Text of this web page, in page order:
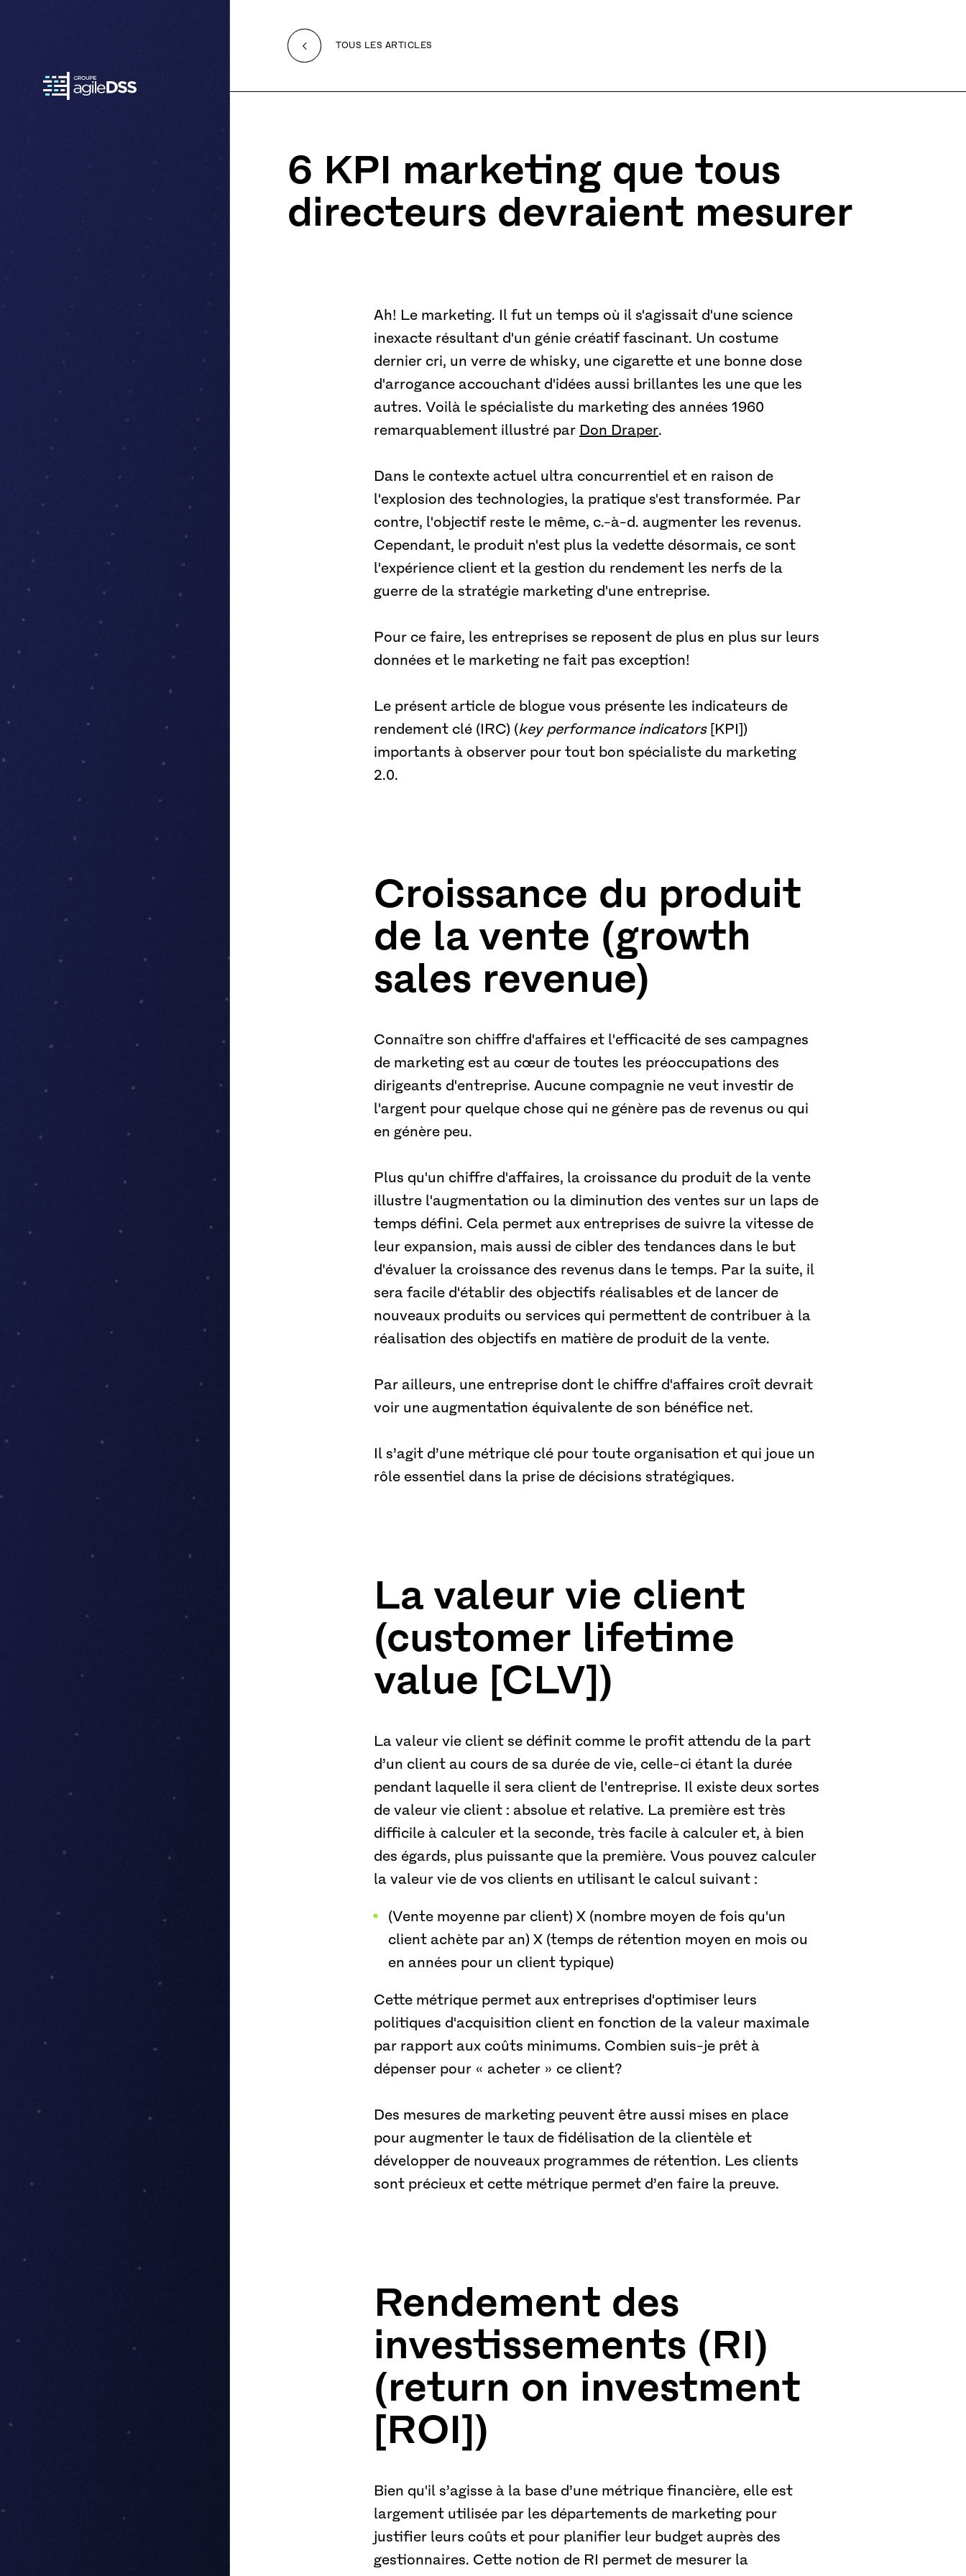
Retour
à
Accessibilité
TOUS LES ARTICLES
6 KPI marketing que tous
directeurs devraient mesurer
Ah! Le marketing. Il fut un temps où il s'agissait d'une science
inexacte résultant d'un génie créatif fascinant. Un costume
dernier cri, un verre de whisky, une cigarette et une bonne dose
d'arrogance accouchant d'idées aussi brillantes les une que les
autres. Voilà le spécialiste du marketing des années 1960
remarquablement illustré par Don Draper.
Dans le contexte actuel ultra concurrentiel et en raison de
l'explosion des technologies, la pratique s'est transformée. Par
contre, l'objectif reste le même, c.-à-d. augmenter les revenus.
Cependant, le produit n'est plus la vedette désormais, ce sont
l'expérience client et la gestion du rendement les nerfs de la
guerre de la stratégie marketing d'une entreprise.
Pour ce faire, les entreprises se reposent de plus en plus sur leurs
données et le marketing ne fait pas exception!
Le présent article de blogue vous présente les indicateurs de
rendement clé (IRC) (key performance indicators[KPI])
importants à observer pour tout bon spécialiste du marketing
2.0.
Croissance du produit
de la vente (growth
sales revenue)
Connaître son chiffre d'affaires et l'efficacité de ses campagnes
de marketing est au cœur de toutes les préoccupations des
dirigeants d'entreprise. Aucune compagnie ne veut investir de
l'argent pour quelque chose qui ne génère pas de revenus ou qui
en génère peu.
Plus qu'un chiffre d'affaires, la croissance du produit de la vente
illustre l'augmentation ou la diminution des ventes sur un laps de
temps défini. Cela permet aux entreprises de suivre la vitesse de
leur expansion, mais aussi de cibler des tendances dans le but
d'évaluer la croissance des revenus dans le temps. Par la suite, il
sera facile d'établir des objectifs réalisables et de lancer de
nouveaux produits ou services qui permettent de contribuer à la
réalisation des objectifs en matière de produit de la vente.
Par ailleurs, une entreprise dont le chiffre d'affaires croît devrait
voir une augmentation équivalente de son bénéfice net.
Il s’agit d’une métrique clé pour toute organisation et qui joue un
rôle essentiel dans la prise de décisions stratégiques.
La valeur vie client
(customer lifetime
value [CLV])
La valeur vie client se définit comme le profit attendu de la part
d’un client au cours de sa durée de vie, celle-ci étant la durée
pendant laquelle il sera client de l'entreprise. Il existe deux sortes
de valeur vie client : absolue et relative. La première est très
difficile à calculer et la seconde, très facile à calculer et, à bien
des égards, plus puissante que la première. Vous pouvez calculer
la valeur vie de vos clients en utilisant le calcul suivant :
(Vente moyenne par client) X (nombre moyen de fois qu'un
client achète par an) X (temps de rétention moyen en mois ou
en années pour un client typique)
Cette métrique permet aux entreprises d'optimiser leurs
politiques d'acquisition client en fonction de la valeur maximale
par rapport aux coûts minimums. Combien suis-je prêt à
dépenser pour « acheter » ce client?
Des mesures de marketing peuvent être aussi mises en place
pour augmenter le taux de fidélisation de la clientèle et
développer de nouveaux programmes de rétention. Les clients
sont précieux et cette métrique permet d’en faire la preuve.
Rendement des
investissements (RI)
(return on investment
[ROI])
Bien qu'il s’agisse à la base d’une métrique financière, elle est
largement utilisée par les départements de marketing pour
justifier leurs coûts et pour planifier leur budget auprès des
gestionnaires. Cette notion de RI permet de mesurer la